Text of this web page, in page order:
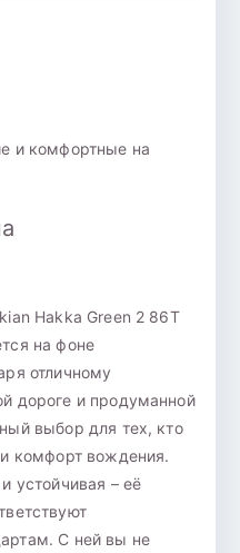
и комфортные на
Hakka Green 2 86T
на фоне
отличному
дороге и продуманной
выбор для тех, кто
и комфорт вождения.
устойчивая – её
С ней вы не